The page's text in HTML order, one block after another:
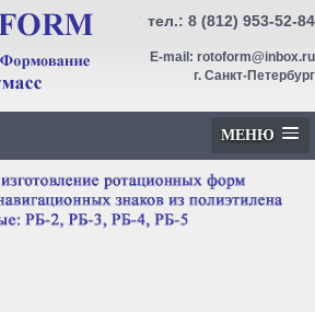
тел.: 8 (812) 953-52-84
E-mail: rotoform@inbox.ru
г. Санкт-Петербург
МЕНЮ